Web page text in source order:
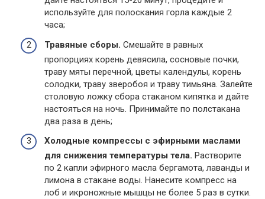
используйте для полоскания горла каждые 2
часа;
Травяные сборы. Смешайте в равных
пропорциях корень девясила, сосновые почки,
траву мяты перечной, цветы календулы, корень
солодки, траву зверобоя и траву тимьяна. Залейте
столовую ложку сбора стаканом кипятка и дайте
настояться на ночь. Принимайте по полстакана
два раза в день;
Холодные компрессы с эфирными маслами
для снижения температуры тела. Растворите
по 2 капли эфирного масла бергамота, лаванды и
лимона в стакане воды. Нанесите компресс на
лоб и икроножные мышцы не более 5 раз в сутки.